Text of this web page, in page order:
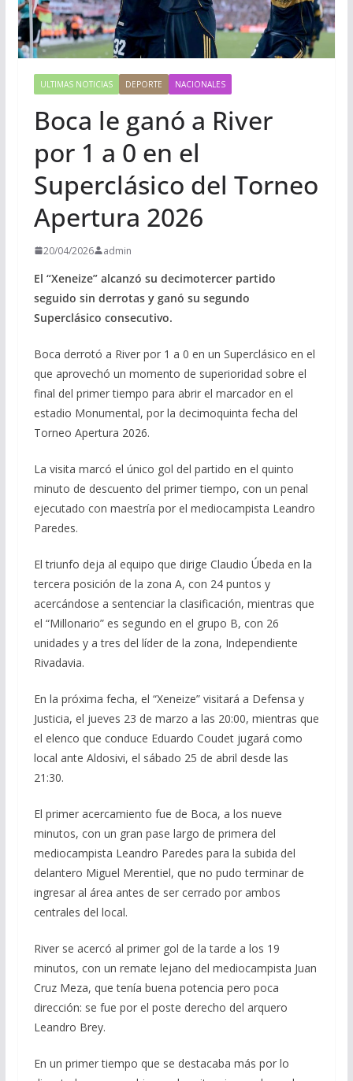
ULTIMAS NOTICIAS DEPORTE NACIONALES
Boca le ganó a River
por 1 a 0 en el
Superclásico del Torneo
Apertura 2026
20/04/2026 admin
El “Xeneize” alcanzó su decimotercer partido
seguido sin derrotas y ganó su segundo
Superclásico consecutivo.
Boca derrotó a River por 1 a 0 en un Superclásico en el
que aprovechó un momento de superioridad sobre el
final del primer tiempo para abrir el marcador en el
estadio Monumental, por la decimoquinta fecha del
Torneo Apertura 2026.
La visita marcó el único gol del partido en el quinto
minuto de descuento del primer tiempo, con un penal
ejecutado con maestría por el mediocampista Leandro
Paredes.
El triunfo deja al equipo que dirige Claudio Úbeda en la
tercera posición de la zona A, con 24 puntos y
acercándose a sentenciar la clasificación, mientras que
el “Millonario” es segundo en el grupo B, con 26
unidades y a tres del líder de la zona, Independiente
Rivadavia.
En la próxima fecha, el “Xeneize” visitará a Defensa y
Justicia, el jueves 23 de marzo a las 20:00, mientras que
el elenco que conduce Eduardo Coudet jugará como
local ante Aldosivi, el sábado 25 de abril desde las
21:30.
El primer acercamiento fue de Boca, a los nueve
minutos, con un gran pase largo de primera del
mediocampista Leandro Paredes para la subida del
delantero Miguel Merentiel, que no pudo terminar de
ingresar al área antes de ser cerrado por ambos
centrales del local.
River se acercó al primer gol de la tarde a los 19
minutos, con un remate lejano del mediocampista Juan
Cruz Meza, que tenía buena potencia pero poca
dirección: se fue por el poste derecho del arquero
Leandro Brey.
En un primer tiempo que se destacaba más por lo